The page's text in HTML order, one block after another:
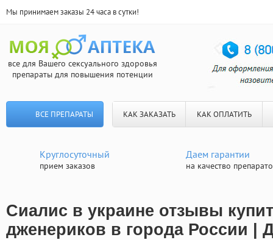
Мы принимаем заказы 24 часа в сутки!
все для Вашего сексуального здоровья
препараты для повышения потенции
ВСЕ ПРЕПАРАТЫ КАК ЗАКАЗАТЬ КАК ОПЛАТИТЬ
Круглосуточный
прием заказов
Даем гарантии
на качество
Сиалис в украине отзывы
дженериков в города России |